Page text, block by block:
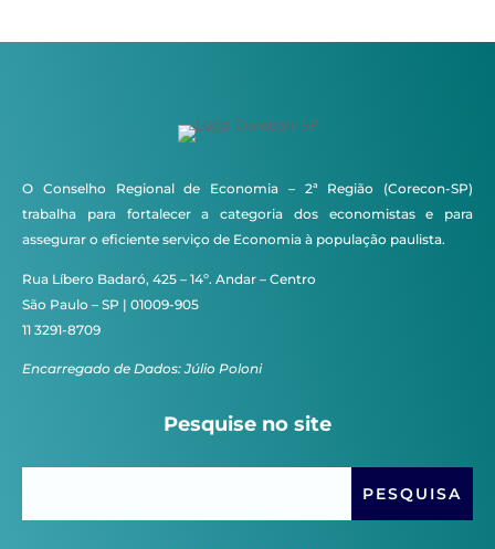
O Conselho Regional de Economia – 2ª Região (Corecon-SP)
trabalha para fortalecer a categoria dos economistas e para
assegurar o eficiente serviço de Economia à população paulista.
Rua Líbero Badaró, 425 – 14º. Andar – Centro
São Paulo – SP | 01009-905
11 3291-8709
Encarregado de Dados: Júlio Poloni
Pesquise no site